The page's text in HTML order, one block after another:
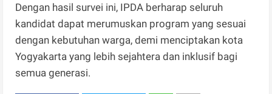
Dengan hasil survei ini, IPDA berharap seluruh
kandidat dapat merumuskan program yang sesuai
dengan kebutuhan warga, demi menciptakan kota
Yogyakarta yang lebih sejahtera dan inklusif bagi
semua generasi.